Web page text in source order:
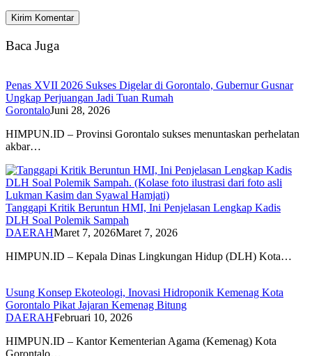
Baca Juga
Penas XVII 2026 Sukses Digelar di Gorontalo, Gubernur Gusnar
Ungkap Perjuangan Jadi Tuan Rumah
GorontaloJuni 28, 2026
HIMPUN.ID – Provinsi Gorontalo sukses menuntaskan perhelatan
akbar…
Tanggapi Kritik Beruntun HMI, Ini Penjelasan Lengkap Kadis
DLH Soal Polemik Sampah
DAERAHMaret 7, 2026Maret 7, 2026
HIMPUN.ID – Kepala Dinas Lingkungan Hidup (DLH) Kota…
Usung Konsep Ekoteologi, Inovasi Hidroponik Kemenag Kota
Gorontalo Pikat Jajaran Kemenag Bitung
DAERAHFebruari 10, 2026
HIMPUN.ID – Kantor Kementerian Agama (Kemenag) Kota
Gorontalo…